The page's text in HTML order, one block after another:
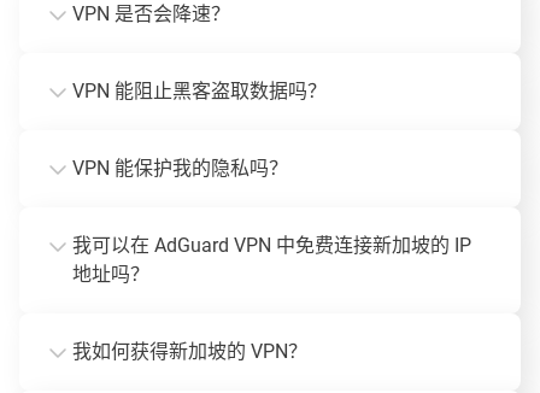
VPN 是否会降速？
VPN 能阻止黑客盗取数据吗？
VPN 能保护我的隐私吗？
我可以在 AdGuard VPN 中免费连接新加坡的 IP
地址吗？
我如何获得新加坡的 VPN？